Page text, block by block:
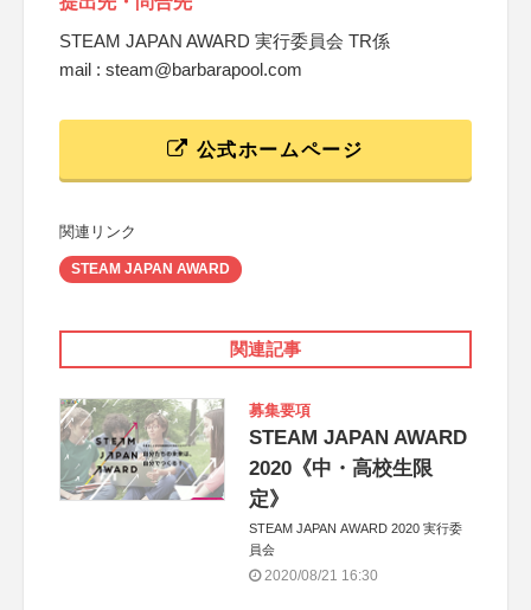
STEAM JAPAN AWARD 実行委員会 TR係
mail : steam@barbarapool.com
公式ホームページ
関連リンク
STEAM JAPAN AWARD
関連記事
募集要項
STEAM JAPAN AWARD
2020《中・高校生限
定》
STEAM JAPAN AWARD 2020 実行委
員会
2020/08/21 16:30